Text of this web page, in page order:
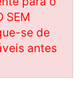
SEM
se de
antes